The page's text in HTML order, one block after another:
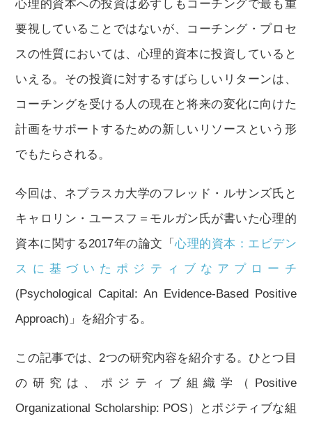
心理的資本への投資は必ずしもコーチングで最も重
要視していることではないが、コーチング・プロセ
スの性質においては、心理的資本に投資していると
いえる。その投資に対するすばらしいリターンは、
コーチングを受ける人の現在と将来の変化に向けた
計画をサポートするための新しいリソースという形
でもたらされる。
今回は、ネブラスカ大学のフレッド・ルサンズ氏と
キャロリン・ユースフ＝モルガン氏が書いた心理的
資本に関する2017年の論文「心理的資本：エビデン
スに基づいたポジティブなアプローチ
(Psychological Capital: An Evidence-Based Positive
Approach)」を紹介する。
この記事では、2つの研究内容を紹介する。ひとつ目
の研究は、ポジティブ組織学（Positive
Organizational Scholarship: POS）とポジティブな組